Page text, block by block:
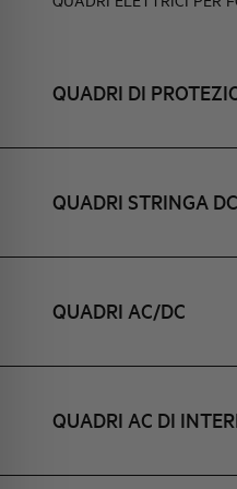
E SCARICATORI
E FUSIBILI
E UPS
QUADRI DI
QUADRI STRINGA DC
QUADRI AC/DC
QUADRI AC DI
ELEMENTO
IDENTITÀ AZIENDALE
HQ & TEAM
ATTIVITÀ E MERCATI
IMPEGNO SOCIALE
EVENTI